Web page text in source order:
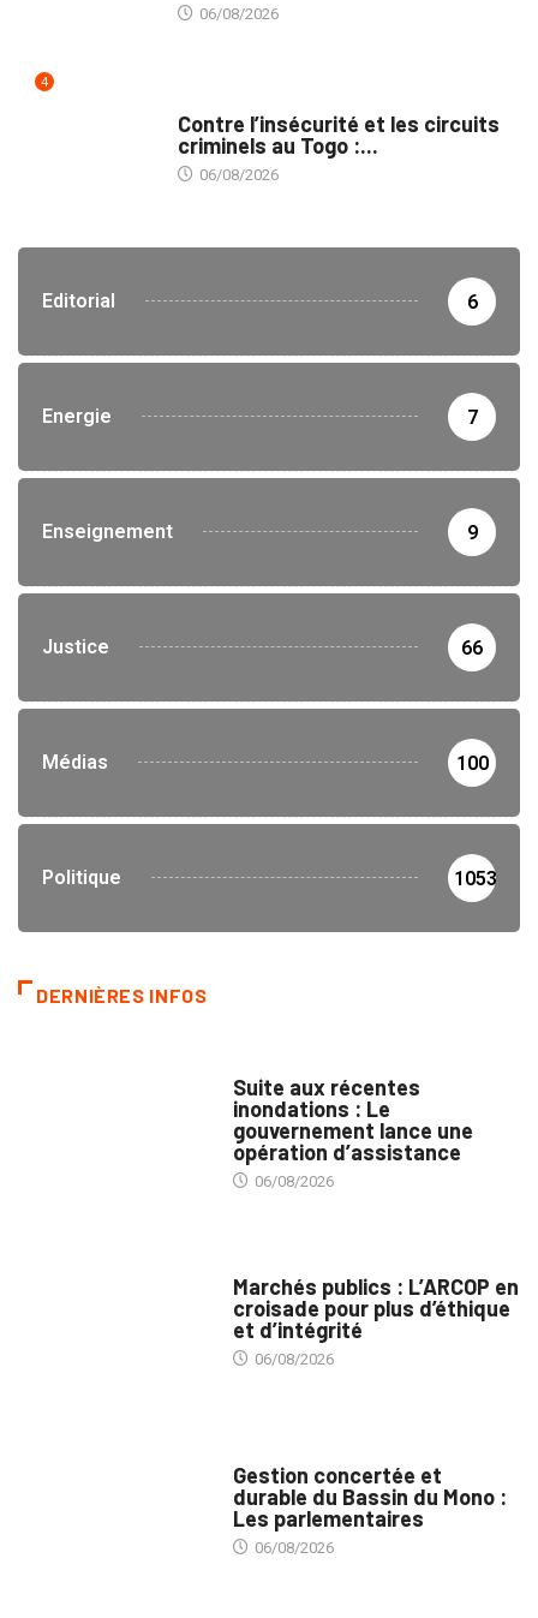
06/08/2026
4
Contre l’insécurité et les circuits
criminels au Togo :...
06/08/2026
Editorial 6
Energie 7
Enseignement 9
Justice 66
Médias 100
Politique 1053
DERNIÈRES INFOS
Suite aux récentes
inondations : Le
gouvernement lance une
opération d’assistance
06/08/2026
Marchés publics : L’ARCOP en
croisade pour plus d’éthique
et d’intégrité
06/08/2026
Gestion concertée et
durable du Bassin du Mono :
Les parlementaires
06/08/2026